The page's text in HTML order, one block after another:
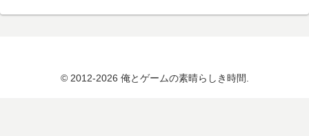
© 2012-2026 俺とゲームの素晴らしき時間.